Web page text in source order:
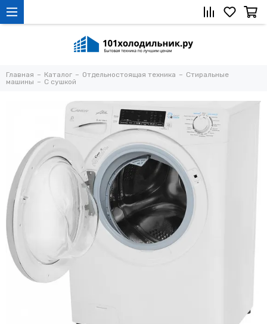
Главная Каталог Отдельностоящая техника
Стиральные
машины
С сушкой